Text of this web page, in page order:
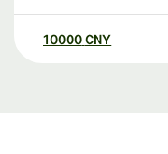
10000 CNY